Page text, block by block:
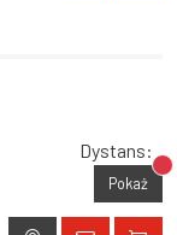
Dystans:
Pokaż